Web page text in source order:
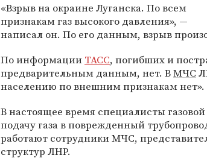
«Взрыв на окраине Луганска. По всем
признакам газ высокого давления», —
написал он. По его данным, взрыв
По информации ТАСС, погибших и
предварительным данным, нет. ВМЧС
населению по внешним признакам нет».
В настоящее время специалисты
подачу газа в поврежденный
работают сотрудники МЧС,
структур ЛНР.